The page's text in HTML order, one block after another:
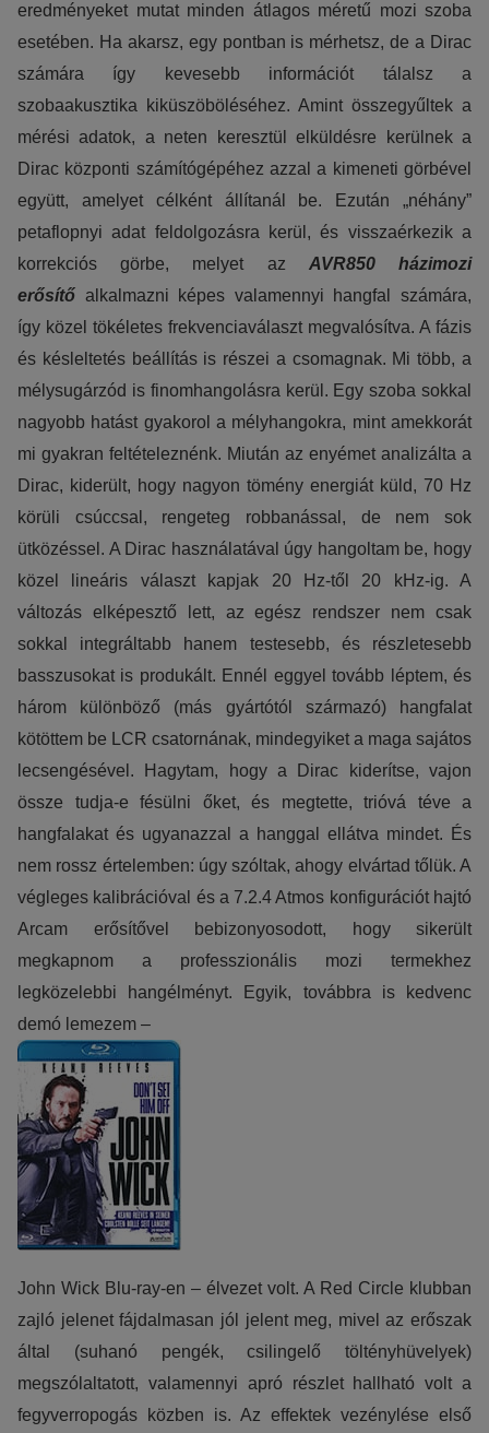
eredményeket mutat minden átlagos méretű mozi szoba
esetében. Ha akarsz, egy pontban is mérhetsz, de a Dirac
számára így kevesebb információt tálalsz a
szobaakusztika kiküszöböléséhez. Amint összegyűltek a
mérési adatok, a neten keresztül elküldésre kerülnek a
Dirac központi számítógépéhez azzal a kimeneti görbével
együtt, amelyet célként állítanál be. Ezután „néhány”
petaflopnyi adat feldolgozásra kerül, és visszaérkezik a
korrekciós görbe, melyet az AVR850 házimozi
erősítő alkalmazni képes valamennyi hangfal számára,
így közel tökéletes frekvenciaválaszt megvalósítva. A fázis
és késleltetés beállítás is részei a csomagnak. Mi több, a
mélysugárzód is finomhangolásra kerül. Egy szoba sokkal
nagyobb hatást gyakorol a mélyhangokra, mint amekkorát
mi gyakran feltételeznénk. Miután az enyémet analizálta a
Dirac, kiderült, hogy nagyon tömény energiát küld, 70 Hz
körüli csúccsal, rengeteg robbanással, de nem sok
ütközéssel. A Dirac használatával úgy hangoltam be, hogy
közel lineáris választ kapjak 20 Hz-től 20 kHz-ig. A
változás elképesztő lett, az egész rendszer nem csak
sokkal integráltabb hanem testesebb, és részletesebb
basszusokat is produkált. Ennél eggyel tovább léptem, és
három különböző (más gyártótól származó) hangfalat
kötöttem be LCR csatornának, mindegyiket a maga sajátos
lecsengésével. Hagytam, hogy a Dirac kiderítse, vajon
össze tudja-e fésülni őket, és megtette, trióvá téve a
hangfalakat és ugyanazzal a hanggal ellátva mindet. És
nem rossz értelemben: úgy szóltak, ahogy elvártad tőlük. A
végleges kalibrációval és a 7.2.4 Atmos konfigurációt hajtó
Arcam erősítővel bebizonyosodott, hogy sikerült
megkapnom a professzionális mozi termekhez
legközelebbi hangélményt. Egyik, továbbra is kedvenc
demó lemezem –
John Wick Blu-ray-en – élvezet volt. A Red Circle klubban
zajló jelenet fájdalmasan jól jelent meg, mivel az erőszak
által (suhanó pengék, csilingelő töltényhüvelyek)
megszólaltatott, valamennyi apró részlet hallható volt a
fegyverropogás közben is. Az effektek vezénylése első